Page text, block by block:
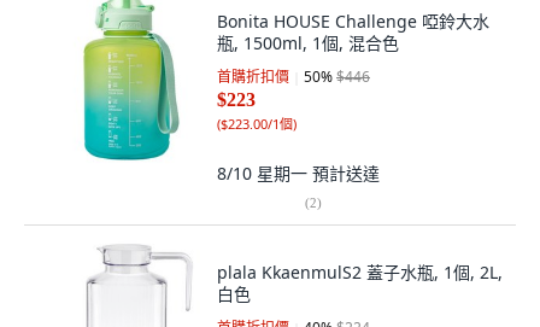
Bonita HOUSE Challenge 啞鈴大水
瓶, 1500ml, 1個, 混合色
首購折扣價 50%$446
$223
($223.00/1個)
8/10 星期一 預計送達
(2)
plala KkaenmulS2 蓋子水瓶, 1個, 2L,
白色